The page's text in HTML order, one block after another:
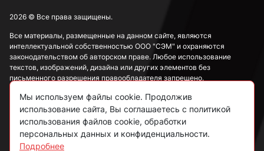
Все материалы, размещенные на данном сайте, являются
интеллектуальной собственностью ООО "СЭМ" и охраняются
законодательством об авторском праве. Любое использование
текстов, изображений, дизайна или других элементов без
письменного разрешения правообладателя запрещено.
Информация, представленная на сайте, носит исключительно
ознакомительный характер и не может рассматриваться как
публичная оферта в соответствии со ст. 437 ГК РФ.
Политика конфиденциальности
2026 © Все права защищены.
Мы используем файлы cookie. Продолжив
использование сайта, Вы соглашаетесь с политикой
использования файлов cookie, обработки
персональных данных и конфиденциальности.
Подробнее